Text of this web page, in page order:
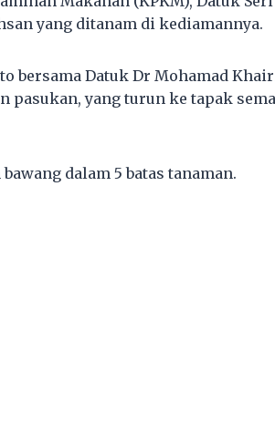
yang ditanam di kediamannya.
bersama Datuk Dr Mohamad
pasukan, yang turun ke tapak
dalam 5 batas tanaman.